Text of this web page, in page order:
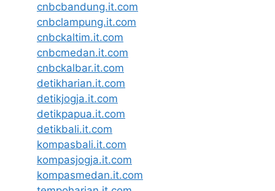
cnbcbandung.it.com
cnbclampung.it.com
cnbckaltim.it.com
cnbcmedan.it.com
cnbckalbar.it.com
detikharian.it.com
detikjogja.it.com
detikpapua.it.com
detikbali.it.com
kompasbali.it.com
kompasjogja.it.com
kompasmedan.it.com